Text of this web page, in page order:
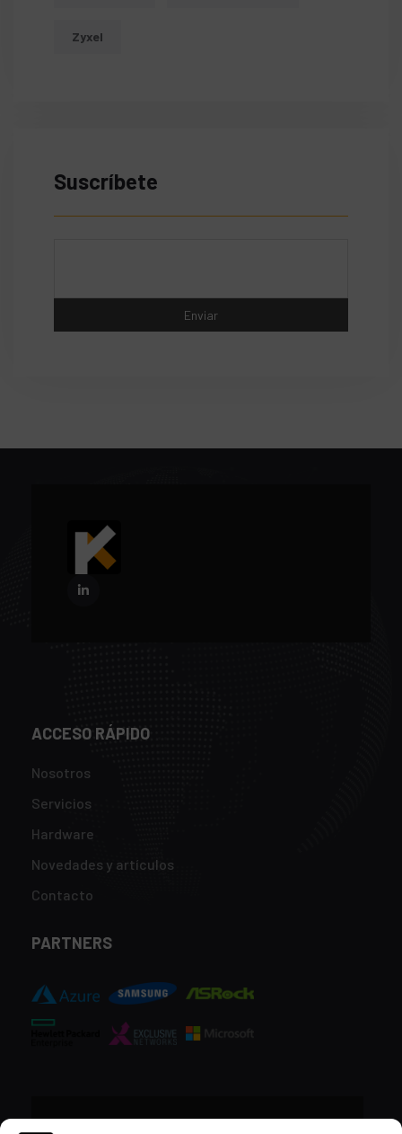
Zyxel
Suscríbete
ACCESO RÁPIDO
Nosotros
Servicios
Hardware
Novedades y artículos
Contacto
PARTNERS